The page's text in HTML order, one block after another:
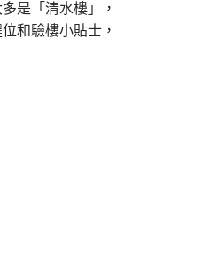
是「清水樓」，
和驗樓小貼士，